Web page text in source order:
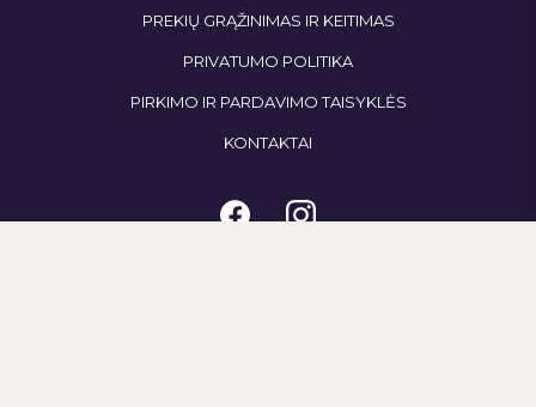
PREKIŲ GRĄŽINIMAS IR KEITIMAS
PRIVATUMO POLITIKA
PIRKIMO IR PARDAVIMO TAISYKLĖS
KONTAKTAI